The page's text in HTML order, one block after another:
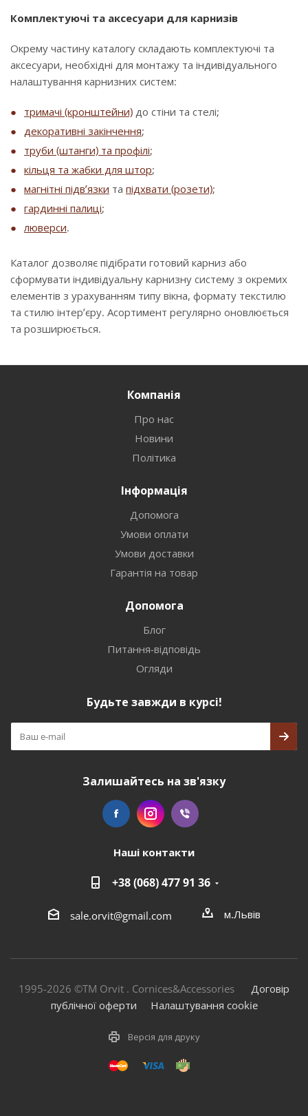
Комплектуючі та аксесуари для карнизів
Окрему частину каталогу складають комплектуючі та
аксесуари, необхідні для монтажу та індивідуального
налаштування карнизних систем:
тримачі (кронштейни) до стіни та стелі;
декоративні закінчення;
труби (штанги) та профілі;
кільця та жабки для штор;
магнітні підв’язки та підхвати (розети);
гардинні палиці;
люверси.
Каталог дозволяє підібрати готовий карниз або
сформувати індивідуальну карнизну систему з окремих
елементів з урахуванням типу вікна, формату текстилю
та стилю інтер’єру. Асортимент регулярно оновлюється
та розширюється.
Компанія
Про нас
Новини
Політика
Інформація
Допомога
Умови оплати
Умови доставки
Гарантія на товар
Допомога
Блог
Питання-відповідь
Огляди
Будьте завжди в курсі!
Залишайтесь на зв'язку
Наші контакти
+38 (068) 477 91 36
sale.orvit@gmail.com м.Львів
1995-2026 ©TM Orvit . Cornices&Accessories Договір
публічної оферти
Налаштування cookie
Версія для друку